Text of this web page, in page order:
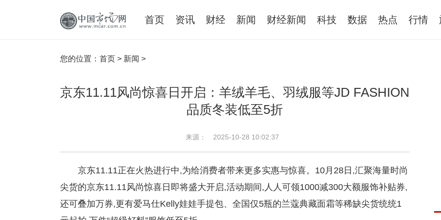
首页 资讯 财经 新闻 财经新闻 科技 数据 热点 行情
您的位置： 首页 > 新闻 >
京东11.11风尚惊喜日开启：羊绒羊毛、羽绒服等JD FASHION
品质冬装低至5折
来源： 2025-10-28 10:02:37
京东11.11正在火热进行中,为给消费者带来更多实惠与惊喜。10月28日,汇聚海量时尚
尖货的京东11.11风尚惊喜日即将盛大开启,活动期间,人人可领1000减300大额服饰补贴券,
还可叠加万券,更有爱马仕Kelly娃娃手提包、全国仅5瓶的兰蔻典藏面霜等稀缺尖货统统1